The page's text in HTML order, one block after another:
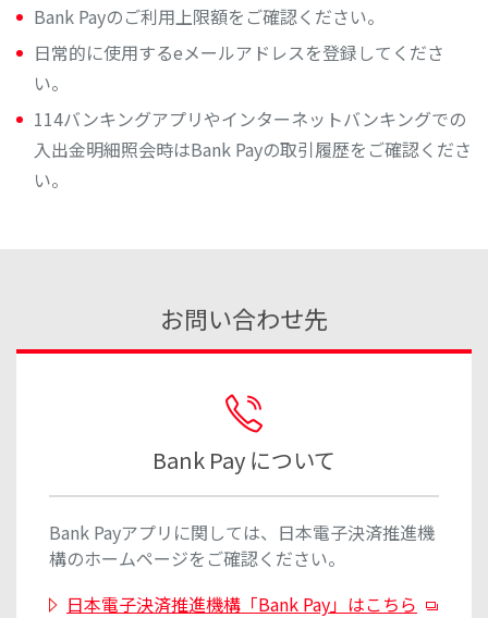
Bank Payのご利用上限額をご確認ください。
日常的に使用するeメールアドレスを登録してくださ
い。
114バンキングアプリやインターネットバンキングでの
入出金明細照会時はBank Payの取引履歴をご確認くださ
い。
お問い合わせ先
Bank Pay について
Bank Payアプリに関しては、日本電子決済推進機
構のホームページをご確認ください。
日本電子決済推進機構「Bank Pay」はこちら